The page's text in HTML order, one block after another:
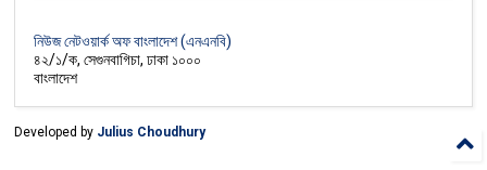
নিউজ নেটওয়ার্ক অফ বাংলাদেশ (এনএনবি)
৪২/১/ক, সেগুনবাগিচা, ঢাকা ১০০০
বাংলাদেশ
Developed by Julius Choudhury